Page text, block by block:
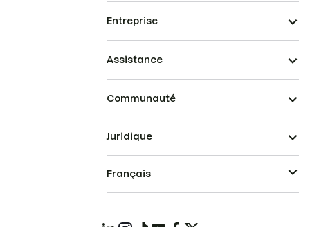
Entreprise
Assistance
Communauté
Juridique
Français